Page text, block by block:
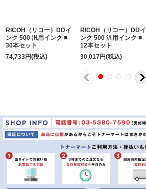
RICOH（リコー）DDイ
ンク 500 汎用インク ■
30本セット
74,733円(税込)
RICOH（リコー）DDイ
ンク 500 汎用インク ■
12本セット
30,017円(税込)